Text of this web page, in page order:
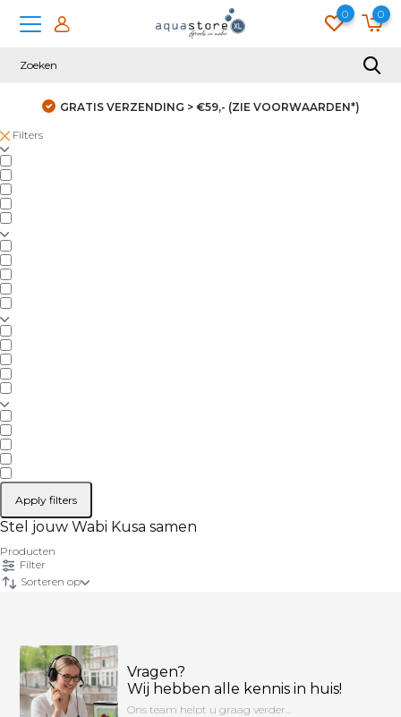
0 0
GRATIS VERZENDING > €59,- (ZIE VOORWAARDEN*)
Filters
Apply filters
Stel jouw Wabi Kusa samen
Producten
Filter
Sorteren op
Vragen?
Wij hebben alle kennis in huis!
Ons team helpt u graag verder...